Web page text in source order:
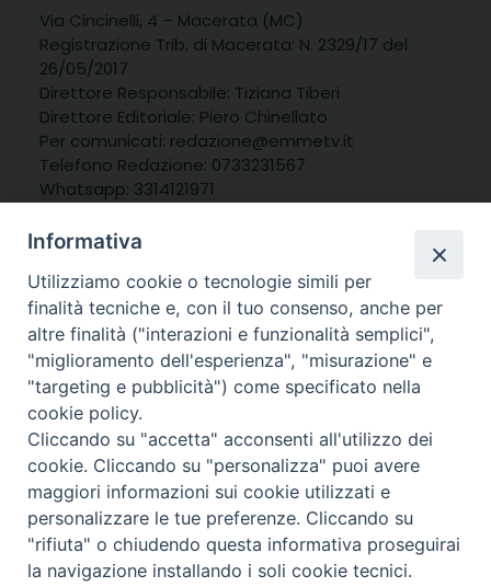
Via Cincinelli, 4 – Macerata (MC)
Registrazione Trib. di Macerata: N. 2329/17 del
26/05/2017
Direttore Responsabile: Tiziana Tiberi
Direttore Editoriale: Piero Chinellato
Per comunicati: redazione@emmetv.it
Telefono Redazione: 0733231567
Whatsapp: 3314121971
© 2025 MarcheMedia s.c. – Via Cincinelli 4 – 62100
Macerata
Informativa
Utilizziamo cookie o tecnologie simili per
finalità tecniche e, con il tuo consenso, anche per
altre finalità ("interazioni e funzionalità semplici",
"miglioramento dell'esperienza", "misurazione" e
"targeting e pubblicità") come specificato nella
cookie policy.
Cliccando su "accetta" acconsenti all'utilizzo dei
cookie. Cliccando su "personalizza" puoi avere
maggiori informazioni sui cookie utilizzati e
personalizzare le tue preferenze. Cliccando su
"rifiuta" o chiudendo questa informativa proseguirai
la navigazione installando i soli cookie tecnici.